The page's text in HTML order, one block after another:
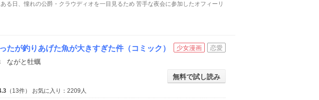
る日、憧れの公爵・クラウディオを一目見るため 苦手な夜会に参加したオフィーリ
少女漫画 恋愛
たが釣りあげた魚が大きすぎた件（コミック）
ながと牡蠣
無料で試し読み
（13件）
お気に入り：2209人